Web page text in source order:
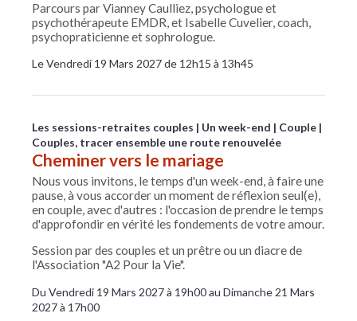
Parcours par Vianney Caulliez, psychologue et
psychothérapeute EMDR, et Isabelle Cuvelier, coach,
psychopraticienne et sophrologue.
Le Vendredi 19 Mars 2027 de 12h15 à 13h45
Les sessions-retraites couples Un week-end
Couple
Couples, tracer ensemble une route renouvelée
Cheminer vers le mariage
Nous vous invitons, le temps d'un week-end, à faire une
pause, à vous accorder un moment de réflexion seul(e),
en couple, avec d'autres : l'occasion de prendre le temps
d'approfondir en vérité les fondements de votre amour.
Session par des couples et un prêtre ou un diacre de
l'Association "A2 Pour la Vie".
Du Vendredi 19 Mars 2027 à 19h00 au Dimanche 21 Mars
2027 à 17h00